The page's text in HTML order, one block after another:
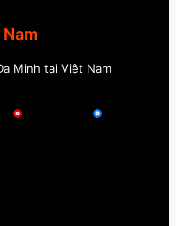
Minh tại Việt Nam